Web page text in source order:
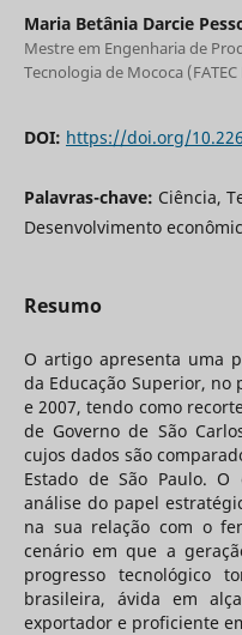
Maria Betânia Darcie
Mestre em Engenharia de
Tecnologia de Mococa
DOI: https://doi.org/
Palavras-chave: Ciência,
Desenvolvimento
Resumo
O artigo apresenta uma
da Educação Superior,
e 2007, tendo como
de Governo de São
cujos dados são
Estado de São Paulo.
análise do papel
na sua relação com o
cenário em que a
progresso tecnológico
brasileira, ávida em
exportador e proficiente